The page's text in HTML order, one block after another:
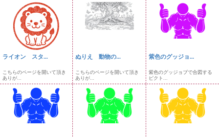
ライオン スタ...
こちらのページを開いて頂き
ありが...
ぬりえ 動物の...
こちらのページを開いて頂き
ありが...
紫色のグッジョ...
紫色のグッジョブで合図する
ピクト...